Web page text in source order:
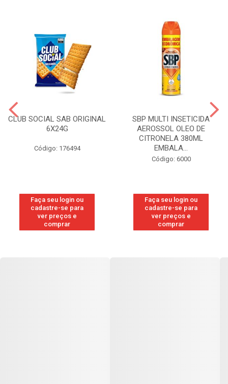
CLUB SOCIAL SAB ORIGINAL
6X24G
Código: 176494
Faça seu login ou
cadastre-se para
ver preços e
comprar
SBP MULTI INSETICIDA
AEROSSOL OLEO DE
CITRONELA 380ML
EMBALA...
Código: 6000
Faça seu login ou
cadastre-se para
ver preços e
comprar